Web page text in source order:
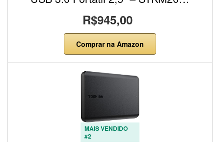
R$945,00
Comprar na Amazon
MAIS VENDIDO
#2